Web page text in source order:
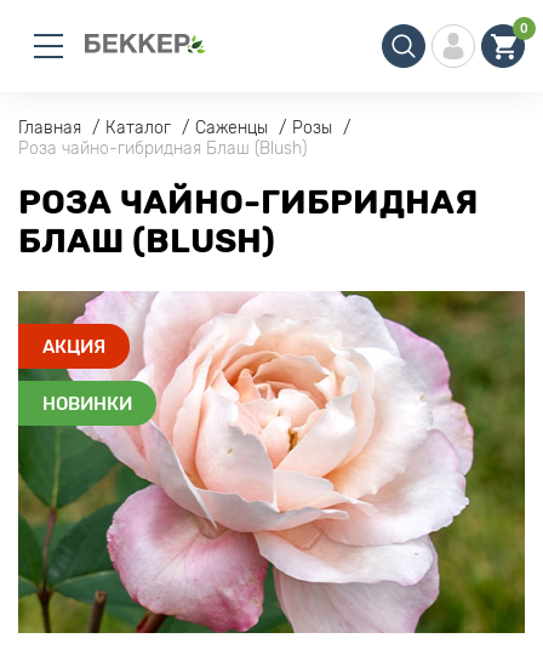
0
Главная Каталог Саженцы
Розы
Роза чайно-гибридная Блаш (Blush)
РОЗА ЧАЙНО-ГИБРИДНАЯ
БЛАШ (BLUSH)
АКЦИЯ
НОВИНКИ